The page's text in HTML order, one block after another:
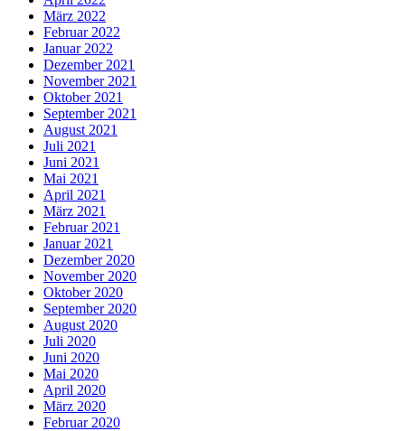
März 2022
Februar 2022
Januar 2022
Dezember 2021
November 2021
Oktober 2021
September 2021
August 2021
Juli 2021
Juni 2021
Mai 2021
April 2021
März 2021
Februar 2021
Januar 2021
Dezember 2020
November 2020
Oktober 2020
September 2020
August 2020
Juli 2020
Juni 2020
Mai 2020
April 2020
März 2020
Februar 2020